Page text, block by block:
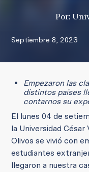
Por:
Septiembre 8, 2023
Empezaron las
distintos países
contarnos su
El lunes 04 de
la Universidad César
Olivos se vivió con
estudiantes
llegaron a nuestra